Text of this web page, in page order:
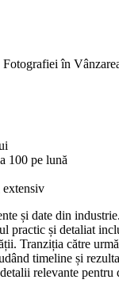
în
100 pe lună
extensiv
și date din
practic și detaliat
Tranziția către
timeline și
relevante